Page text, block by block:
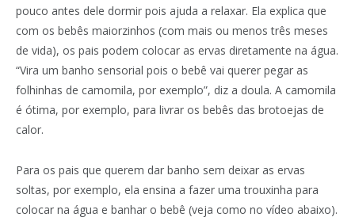
pouco antes dele dormir pois ajuda a relaxar. Ela explica que
com os bebês maiorzinhos (com mais ou menos três meses
de vida), os pais podem colocar as ervas diretamente na água.
“Vira um banho sensorial pois o bebê vai querer pegar as
folhinhas de camomila, por exemplo”, diz a doula. A camomila
é ótima, por exemplo, para livrar os bebês das brotoejas de
calor.
Para os pais que querem dar banho sem deixar as ervas
soltas, por exemplo, ela ensina a fazer uma trouxinha para
colocar na água e banhar o bebê (veja como no vídeo abaixo).